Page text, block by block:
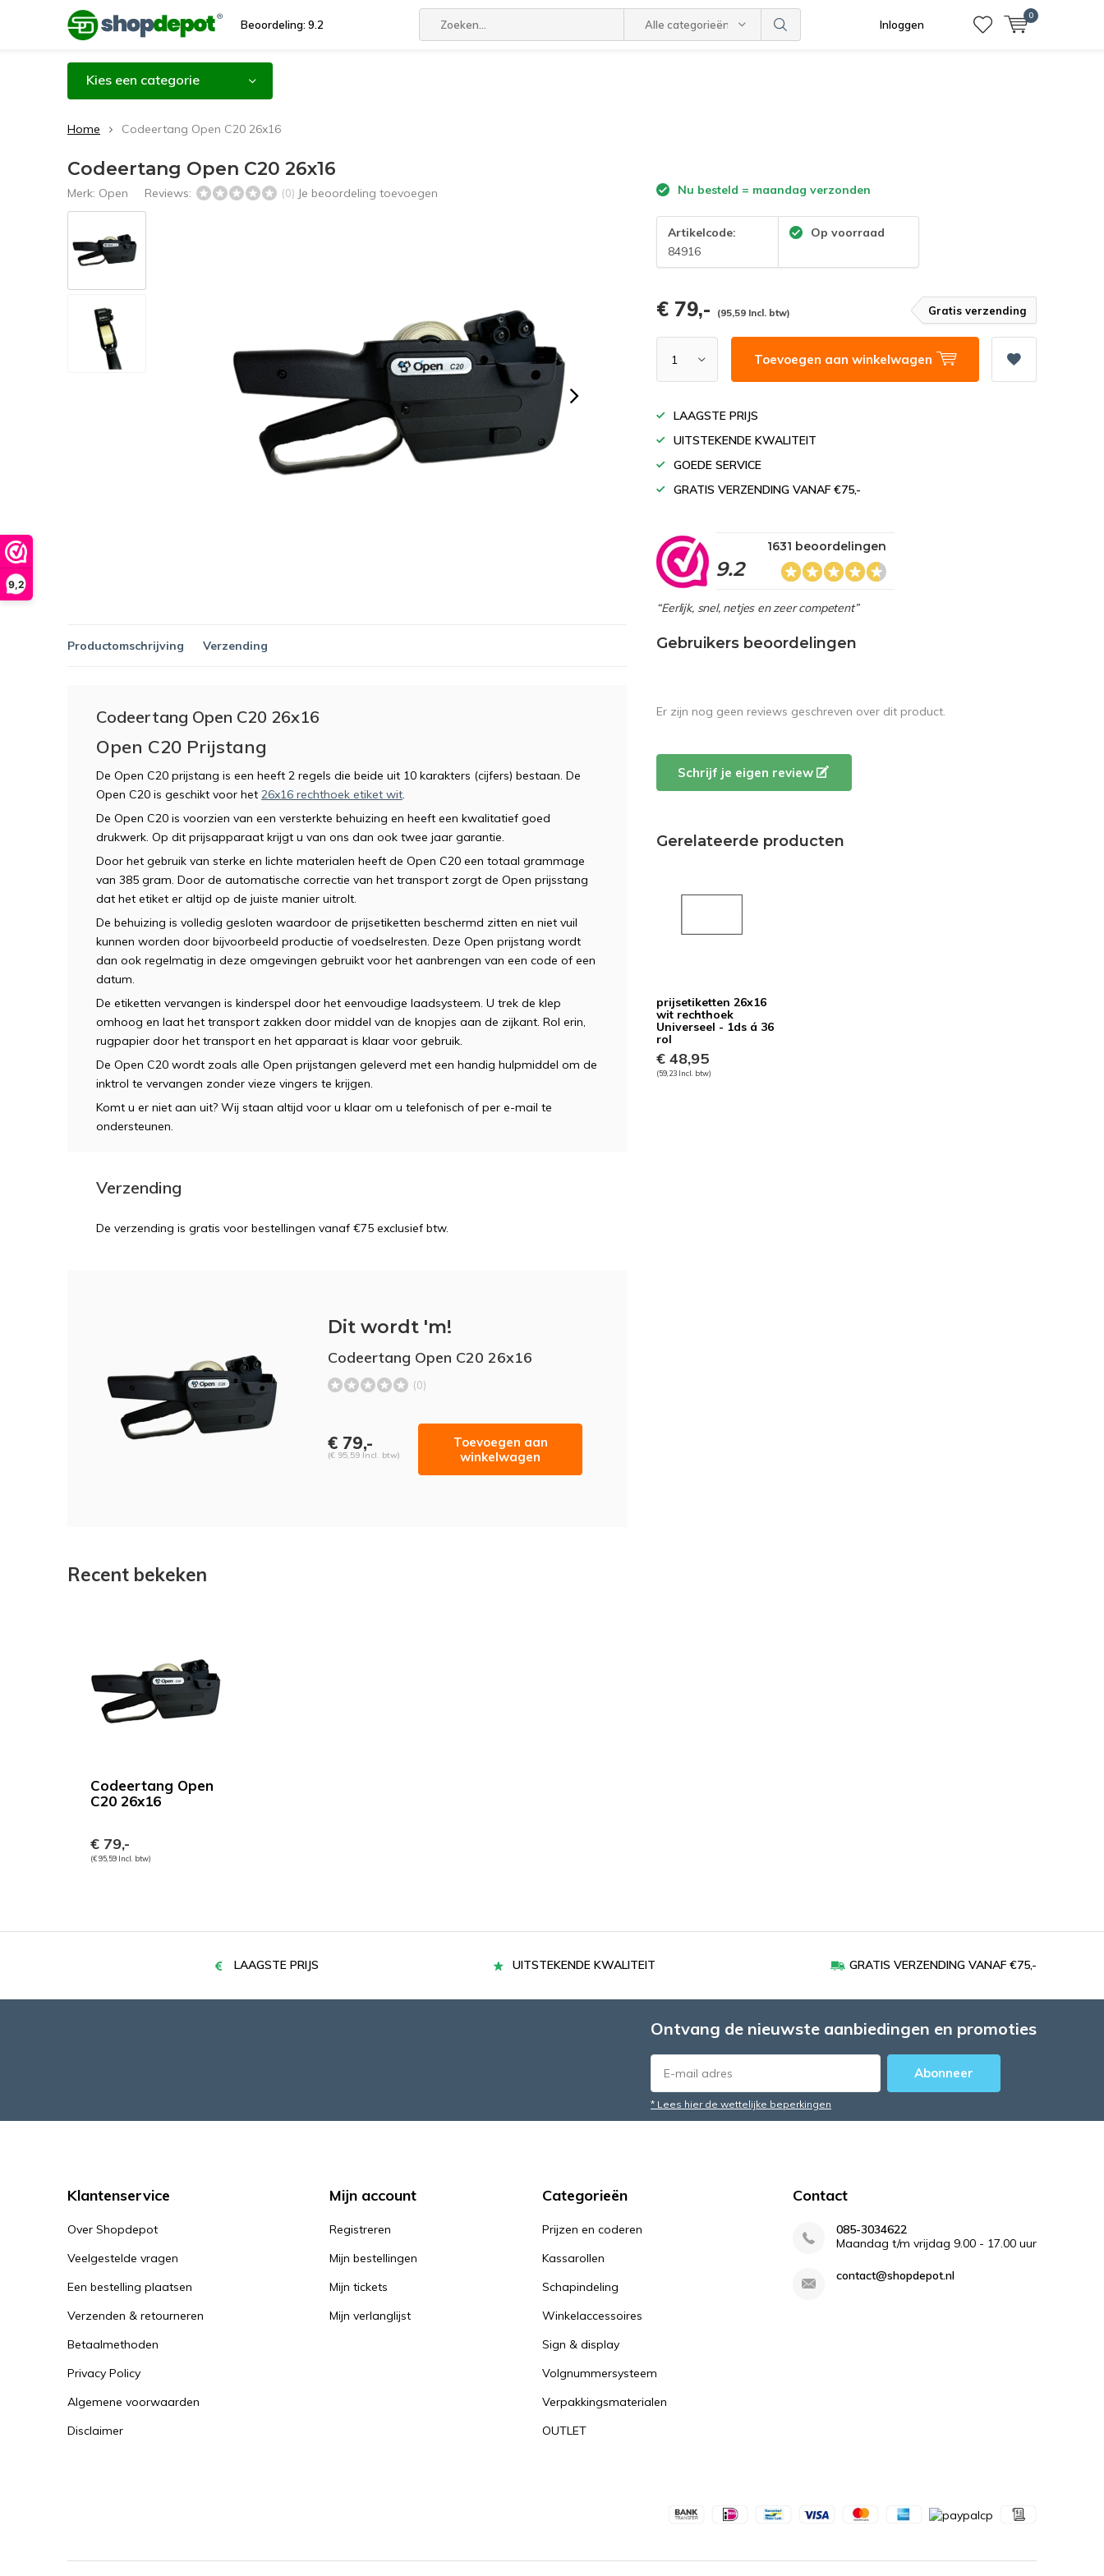
9,2
Beoordeling: 9.2 Alle categorieën Inloggen
0
Kies een categorie
Home Codeertang Open C20 26x16
Codeertang Open C20 26x16
Merk: Open Reviews: (0) Je beoordeling toevoegen Nu besteld = maandag verzonden
Artikelcode:
84916
Op voorraad
€ 79,- (95,59 Incl. btw) Gratis verzending
Toevoegen aan winkelwagen
LAAGSTE PRIJS
UITSTEKENDE KWALITEIT
GOEDE SERVICE
GRATIS VERZENDING VANAF €75,-
9.2
1631 beoordelingen
“Eerlijk, snel, netjes en zeer competent”
Productomschrijving Verzending
Codeertang Open C20 26x16
Open C20 Prijstang
De Open C20 prijstang is een heeft 2 regels die beide uit 10 karakters (cijfers) bestaan. De
Open C20 is geschikt voor het 26x16 rechthoek etiket wit.
De Open C20 is voorzien van een versterkte behuizing en heeft een kwalitatief goed
drukwerk. Op dit prijsapparaat krijgt u van ons dan ook twee jaar garantie.
Door het gebruik van sterke en lichte materialen heeft de Open C20 een totaal grammage
van 385 gram. Door de automatische correctie van het transport zorgt de Open prijsstang
dat het etiket er altijd op de juiste manier uitrolt.
De behuizing is volledig gesloten waardoor de prijsetiketten beschermd zitten en niet vuil
kunnen worden door bijvoorbeeld productie of voedselresten. Deze Open prijstang wordt
dan ook regelmatig in deze omgevingen gebruikt voor het aanbrengen van een code of een
datum.
De etiketten vervangen is kinderspel door het eenvoudige laadsysteem. U trek de klep
omhoog en laat het transport zakken door middel van de knopjes aan de zijkant. Rol erin,
rugpapier door het transport en het apparaat is klaar voor gebruik.
De Open C20 wordt zoals alle Open prijstangen geleverd met een handig hulpmiddel om de
inktrol te vervangen zonder vieze vingers te krijgen.
Komt u er niet aan uit? Wij staan altijd voor u klaar om u telefonisch of per e-mail te
ondersteunen.
Verzending
De verzending is gratis voor bestellingen vanaf €75 exclusief btw.
Dit wordt 'm!
Codeertang Open C20 26x16
(0)
€ 79,-
(€ 95,59 Incl. btw)
Toevoegen aan
winkelwagen
Gebruikers beoordelingen
Er zijn nog geen reviews geschreven over dit product.
Schrijf je eigen review
Gerelateerde producten
prijsetiketten 26x16
wit rechthoek
Universeel - 1ds á 36
rol
€ 48,95
(59,23 Incl. btw)
Recent bekeken
Codeertang Open
C20 26x16
€ 79,-
(€ 95,59 Incl. btw)
LAAGSTE PRIJS UITSTEKENDE KWALITEIT GRATIS VERZENDING VANAF €75,-
Ontvang de nieuwste aanbiedingen en promoties
Abonneer
* Lees hier de wettelijke beperkingen
Klantenservice
Over Shopdepot
Veelgestelde vragen
Een bestelling plaatsen
Verzenden & retourneren
Betaalmethoden
Privacy Policy
Algemene voorwaarden
Disclaimer
Mijn account
Registreren
Mijn bestellingen
Mijn tickets
Mijn verlanglijst
Categorieën
Prijzen en coderen
Kassarollen
Schapindeling
Winkelaccessoires
Sign & display
Volgnummersysteem
Verpakkingsmaterialen
OUTLET
Contact
085-3034622
Maandag t/m vrijdag 9.00 - 17.00 uur
contact@shopdepot.nl